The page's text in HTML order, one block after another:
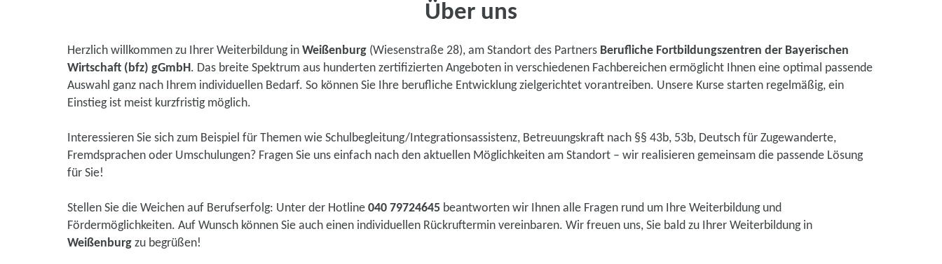
Über uns
Herzlich willkommen zu Ihrer Weiterbildung in Weißenburg (Wiesenstraße 28), am Standort des Partners Berufliche Fortbildungszentren der Bayerischen
Wirtschaft (bfz) gGmbH. Das breite Spektrum aus hunderten zertifizierten Angeboten in verschiedenen Fachbereichen ermöglicht Ihnen eine optimal passende
Auswahl ganz nach Ihrem individuellen Bedarf. So können Sie Ihre berufliche Entwicklung zielgerichtet vorantreiben. Unsere Kurse starten regelmäßig, ein
Einstieg ist meist kurzfristig möglich.
Interessieren Sie sich zum Beispiel für Themen wie Schulbegleitung/Integrationsassistenz, Betreuungskraft nach §§ 43b, 53b, Deutsch für Zugewanderte,
Fremdsprachen oder Umschulungen? Fragen Sie uns einfach nach den aktuellen Möglichkeiten am Standort – wir realisieren gemeinsam die passende Lösung
für Sie!
Stellen Sie die Weichen auf Berufserfolg: Unter der Hotline 040 79724645 beantworten wir Ihnen alle Fragen rund um Ihre Weiterbildung und
Fördermöglichkeiten. Auf Wunsch können Sie auch einen individuellen Rückruftermin vereinbaren. Wir freuen uns, Sie bald zu Ihrer Weiterbildung in
Weißenburg zu begrüßen!